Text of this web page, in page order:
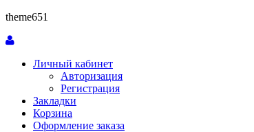
theme651
Личный кабинет
Авторизация
Регистрация
Закладки
Корзина
Оформление заказа